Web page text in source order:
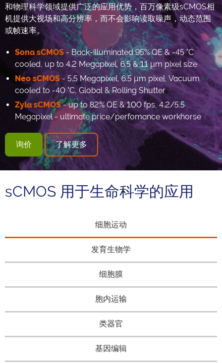
和物理科学领域提供广泛的应用优势，百万像素级sCMOS相
机提供大视场和高分辨率，而不会影响读取噪声，动态范围
或帧速率。
Sona sCMOS - Back-illuminated 95% QE & -45 °C
cooled, up to 4.2 Megapixel, 6.5 & 11 µm pixel size
Neo sCMOS- 5.5 Megapixel, 6.5 µm pixel, Vacuum
cooled to -40 °C, Global & Rolling Shutter
Zyla sCMOS- up to 82% QE & 100 fps, 4.2/5.5
Megapixel - ultimate price/perfomance workhorse
询价 了解更多
sCMOS 用于生命科学的应用
细胞运动
发育生物学
细胞膜
胞内运输
类器官
基因编辑